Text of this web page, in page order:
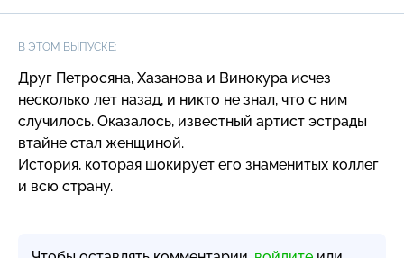
В ЭТОМ ВЫПУСКЕ:
Друг Петросяна, Хазанова и Винокура исчез
несколько лет назад, и никто не знал, что с ним
случилось. Оказалось, известный артист эстрады
втайне стал женщиной.
История, которая шокирует его знаменитых коллег
и всю страну.